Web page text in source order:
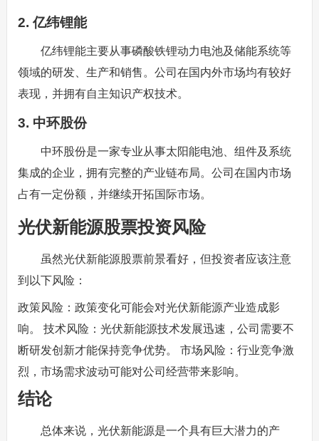
2. 亿纬锂能
亿纬锂能主要从事磷酸铁锂动力电池及储能系统等
领域的研发、生产和销售。公司在国内外市场均有较好
表现，并拥有自主知识产权技术。
3. 中环股份
中环股份是一家专业从事太阳能电池、组件及系统
集成的企业，拥有完整的产业链布局。公司在国内市场
占有一定份额，并继续开拓国际市场。
光伏新能源股票投资风险
虽然光伏新能源股票前景看好，但投资者应该注意
到以下风险：
政策风险：政策变化可能会对光伏新能源产业造成影
响。 技术风险：光伏新能源技术发展迅速，公司需要不
断研发创新才能保持竞争优势。 市场风险：行业竞争激
烈，市场需求波动可能对公司经营带来影响。
结论
总体来说，光伏新能源是一个具有巨大潜力的产